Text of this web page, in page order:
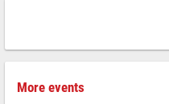
More events